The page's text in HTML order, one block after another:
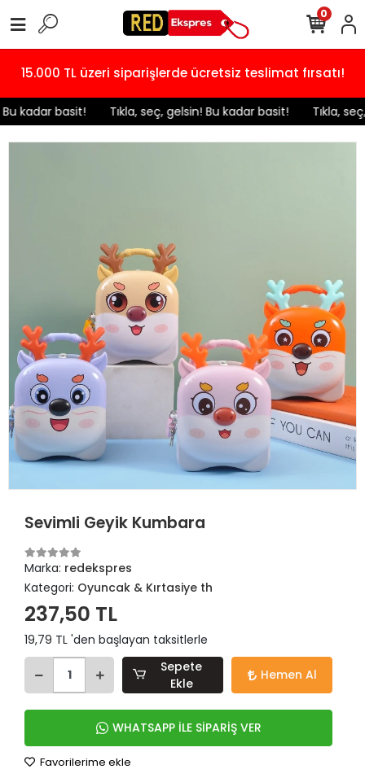
15.000 TL üzeri siparişlerde ücretsiz teslimat fırsatı!
kadar basit! ️ Tıkla, seç, gelsin! Bu kadar basit! Tıkla,
0
Sevimli Geyik Kumbara
Marka: redekspres
Kategori: Oyuncak & Kırtasiye th
237,50 TL
19,79 TL 'den başlayan taksitlerle
Sepete
Ekle
Hemen Al
WHATSAPP İLE SİPARİŞ VER
Favorilerime ekle